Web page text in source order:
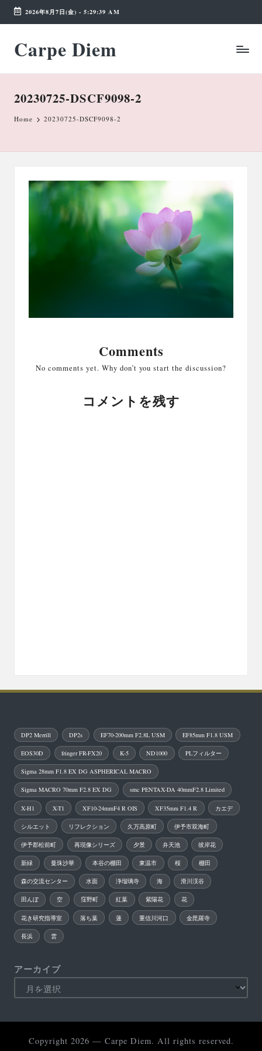
Skip
content
2026年8月7日(金) - 5:29:39 AM
Carpe Diem
Weekend
Wonderland
20230725-DSCF9098-2
Home 20230725-DSCF9098-2
Comments
No comments yet. Why don’t you start the discussion?
コメントを残す
DP2 Merrill DP2s EF70-200mm F2.8L USM EF85mm F1.8 USM
EOS30D fringer FR-FX20 K-5 ND1000 PLフィルター
Sigma 28mm F1.8 EX DG ASPHERICAL MACRO
Sigma MACRO 70mm F2.8 EX DG smc PENTAX-DA 40mmF2.8 Limited
X-H1 X-T1 XF10-24mmF4 R OIS XF35mm F1.4 R カエデ
シルエット リフレクション 久万高原町 伊予市双海町
伊予郡松前町 再現像シリーズ 夕景 弁天池 彼岸花
新緑 曼珠沙華 本谷の棚田 東温市 桜 棚田
森の交流センター 水面 浄瑠璃寺 海 滑川渓谷
田んぼ 空 窪野町 紅葉 紫陽花 花
花き研究指導室 落ち葉 蓮 重信川河口 金毘羅寺
長浜 雲
アーカイブ
Copyright 2026 — Carpe Diem. All rights reserved.